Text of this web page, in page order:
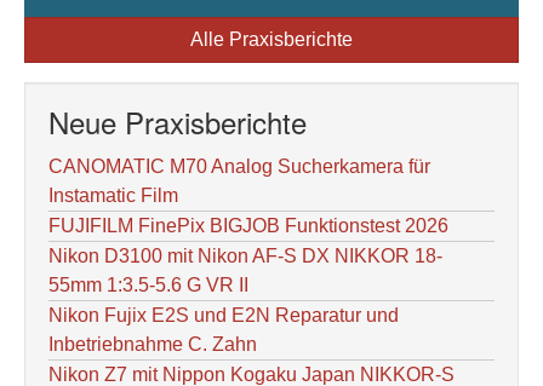
Alle Praxisberichte
Neue Praxisberichte
CANOMATIC M70 Analog Sucherkamera für
Instamatic Film
FUJIFILM FinePix BIGJOB Funktionstest 2026
Nikon D3100 mit Nikon AF-S DX NIKKOR 18-
55mm 1:3.5-5.6 G VR II
Nikon Fujix E2S und E2N Reparatur und
Inbetriebnahme C. Zahn
Nikon Z7 mit Nippon Kogaku Japan NIKKOR-S